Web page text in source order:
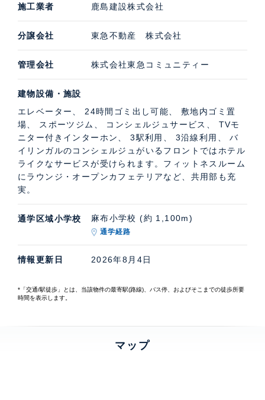
施工業者 鹿島建設株式会社
分譲会社 東急不動産 株式会社
管理会社 株式会社東急コミュニティー
建物設備・施設
エレベーター、 24時間ゴミ出し可能、 敷地内ゴミ置
場、 スポーツジム、 コンシェルジュサービス、 TVモ
ニター付きインターホン、 3駅利用、 3沿線利用、 バ
イリンガルのコンシェルジュがいるフロントではホテル
ライクなサービスが受けられます。フィットネスルーム
にラウンジ・オープンカフェテリアなど、共用部も充
実。
通学区域小学校 麻布小学校 (約 1,100m)
通学経路
情報更新日 2026年8月4日
*「交通/駅徒歩」とは、当該物件の最寄駅(路線)、バス停、およびそこまでの徒歩所要
時間を表示します。
マップ